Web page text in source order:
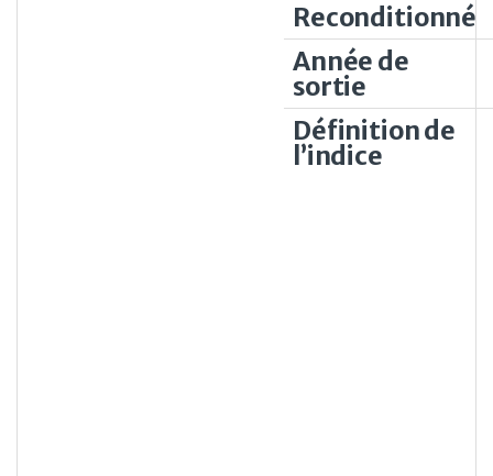
Reconditionné
Année de
sortie
Définition de
l’indice